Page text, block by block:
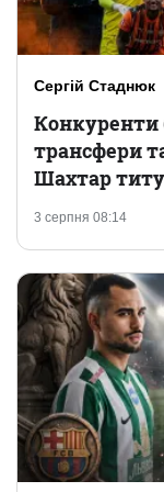
Сергій Стаднюк
3 серпня 08:14
Конкуренти
трансфери
Шахтар